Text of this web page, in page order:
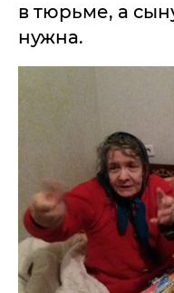
в тюрьме, а
нужна.